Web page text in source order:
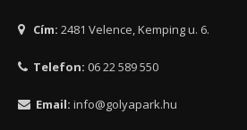
Cím: 2481 Velence, Kemping u. 6.
Telefon: 06 22 589 550
Email: info@golyapark.hu